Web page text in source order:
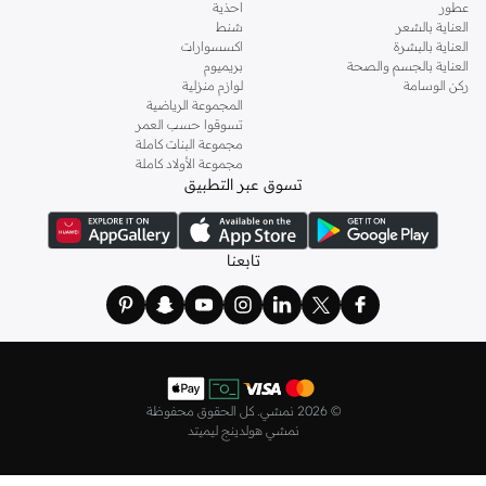
إطلالتك.
ارتداء متعدد الاستخدامات لكل مناسبة
البودي سوت هو السلاح السري للحصول على مظهر أنيق:
نسقي مع الجينز أو التنانير أو البناطيل للحصول على مظهر كاجوال
ارتديه تحت السترات أو البلوزات للحصول على قوام أنيق واحترافي.
اختاري تصميماً راقياً لارتدائه كقطعة علوية مستقلة مع
مجوهرات مميزة.
استخدميه كطبقة أساسية لتشكيل القوام تحت الفساتين
الرسمية والعباءات.
تجربة تسوق سلسة
وأبوظبي والشارقة. سياسة الإرجاع السهلة وخيارات الدفع المتعددة، بما في ذلك الدفع
عند الاستلام والأقساط المرنة، تجعل التسوق معنا سهلاً.
تسوقي مجموعتنا من البودي سوت النسائي في الكويت اليوم واستمتعي بالمزيج المثالي
عطور
العناية بالشعر
العناية بالبشرة
العناية بالجسم والصحة
ركن الوسامة
احذية
شنط
اكسسوارات
بريميوم
لوازم منزلية
المجموعة الرياضية
تسوقوا حسب العمر
مجموعة البنات كاملة
مجموعة الأولاد كاملة
تسوق عبر التطبيق
تابعنا
© 2026 نمشي. كل الحقوق محفوظة
نمشي هولدينج ليميتد